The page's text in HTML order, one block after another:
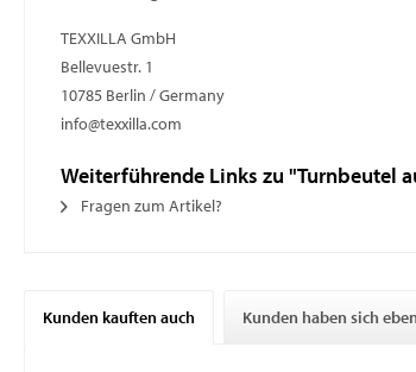
TEXXILLA GmbH
Bellevuestr. 1
10785 Berlin / Germany
info@texxilla.com
Weiterführende Links zu "Turnbeutel
Fragen zum Artikel?
Kunden kauften auch Kunden haben sich